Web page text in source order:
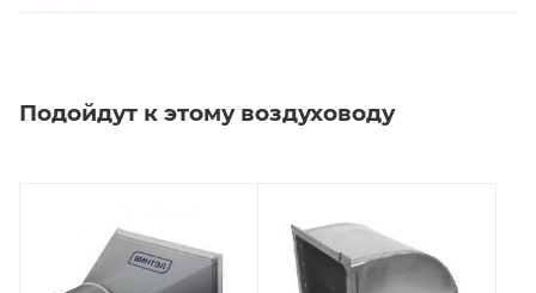
Подойдут к этому воздуховоду